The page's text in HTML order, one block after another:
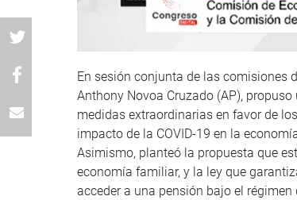
En sesión conjunta de las comisiones
Anthony Novoa Cruzado (AP),
medidas extraordinarias en favor de
impacto de la COVID-19 en la
Asimismo, planteó la propuesta que
economía familiar, y la ley que
acceder a una pensión bajo el régimen